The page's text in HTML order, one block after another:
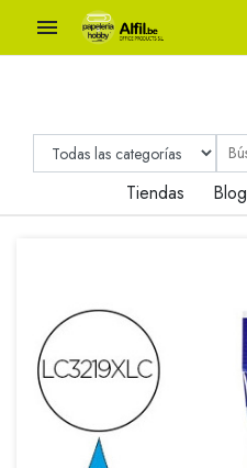

Tiendas Blog